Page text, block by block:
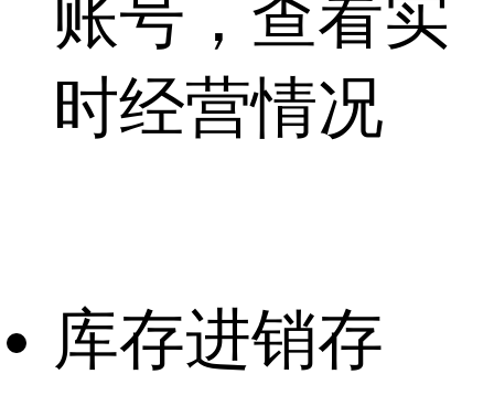
账号，查看实
时经营情况
库存进销存